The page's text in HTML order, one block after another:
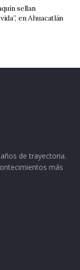
sellan
en Ahuacatlán
de trayectoria.
más